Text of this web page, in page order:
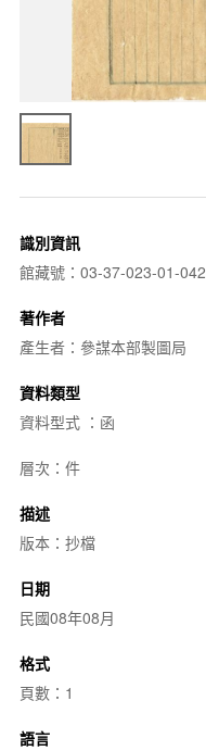
識別資訊
館藏號：03-37-023-01-042
著作者
產生者：參謀本部製圖局
資料類型
資料型式 ：函
層次：件
描述
版本：抄檔
日期
民國08年08月
格式
頁數：1
語言